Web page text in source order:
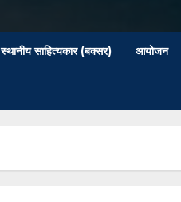
स्थानीय साहित्यकार (बक्सर) आयोजन